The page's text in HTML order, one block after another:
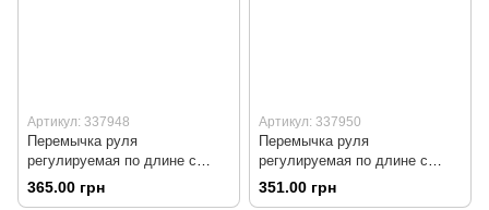
Артикул: 337948
Перемычка руля
регулируемая по длине с
отверстиями под мото
аксессуары 345-360мм,
365.00 грн
Артикул: 337950
Перемычка руля
регулируемая по длине с
отверстиями под мото
аксессуары 315-380мм,
351.00 грн